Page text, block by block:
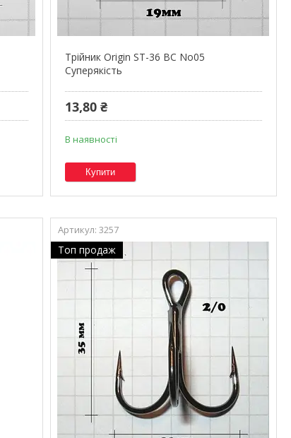
Трійник Origin ST-36 BC No05
Суперякість
13,80 ₴
В наявності
Купити
3257
Топ продаж